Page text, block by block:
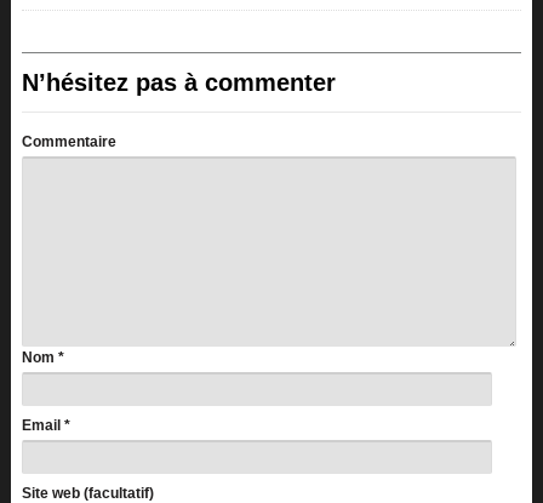
N’hésitez pas à commenter
Commentaire
Nom *
Email *
Site web (facultatif)